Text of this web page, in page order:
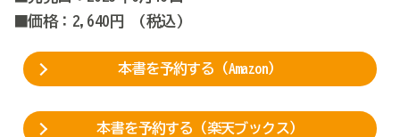
■価格： 2,640 円 (税込)
本書を予約する（Amazon）
本書を予約する（楽天ブックス）